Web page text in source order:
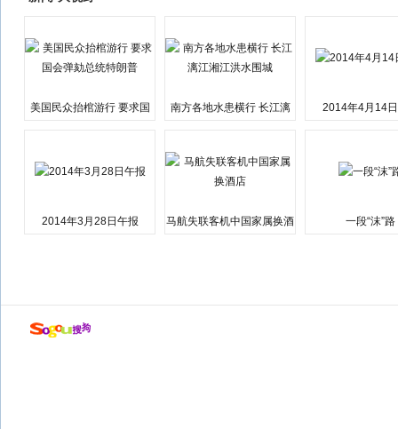
美国民众抬棺游行 要求国
南方各地水患横行 长江漓
2014年4月14
2014年3月28日午报
马航失联客机中国家属换酒
一段“沫”路